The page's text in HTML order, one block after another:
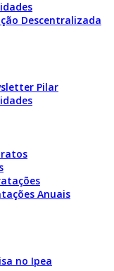
Descentralizada
Pilar
Anuais
no Ipea